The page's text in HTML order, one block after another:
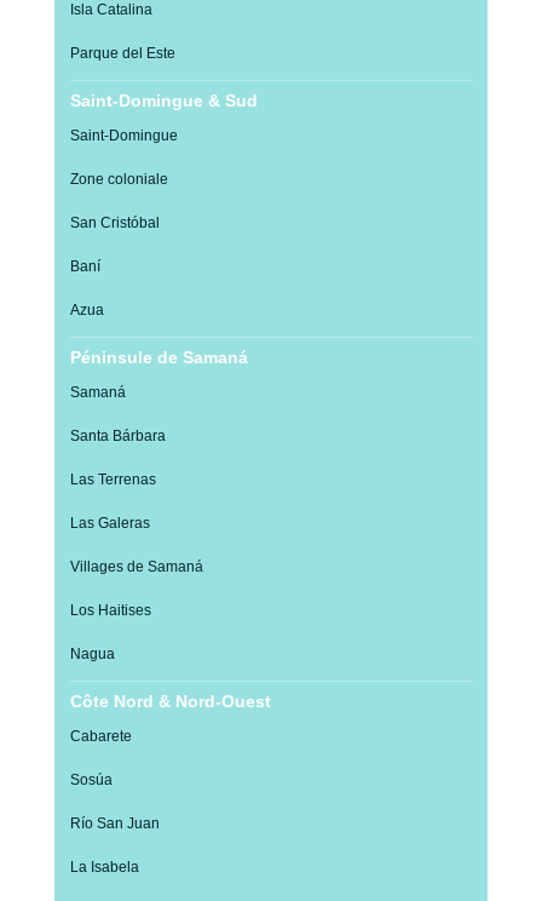
Isla Catalina
Parque del Este
Saint-Domingue & Sud
Saint-Domingue
Zone coloniale
San Cristóbal
Baní
Azua
Péninsule de Samaná
Samaná
Santa Bárbara
Las Terrenas
Las Galeras
Villages de Samaná
Los Haitises
Nagua
Côte Nord & Nord-Ouest
Cabarete
Sosúa
Río San Juan
La Isabela